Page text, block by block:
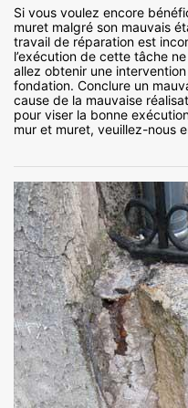
Si vous voulez encore
muret malgré son mauvais
travail de réparation est
l’exécution de cette tâche
allez obtenir une
fondation. Conclure un
cause de la mauvaise
pour viser la bonne
mur et muret, veuillez-nous